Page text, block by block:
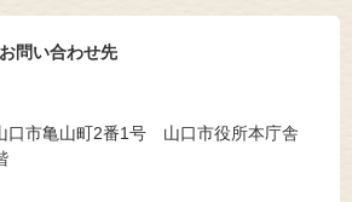
問い合わせ先
口市亀山町2番1号 山口市役所本庁舎